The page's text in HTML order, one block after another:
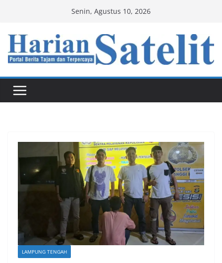
content
Senin, Agustus 10, 2026
LAMPUNG TENGAH